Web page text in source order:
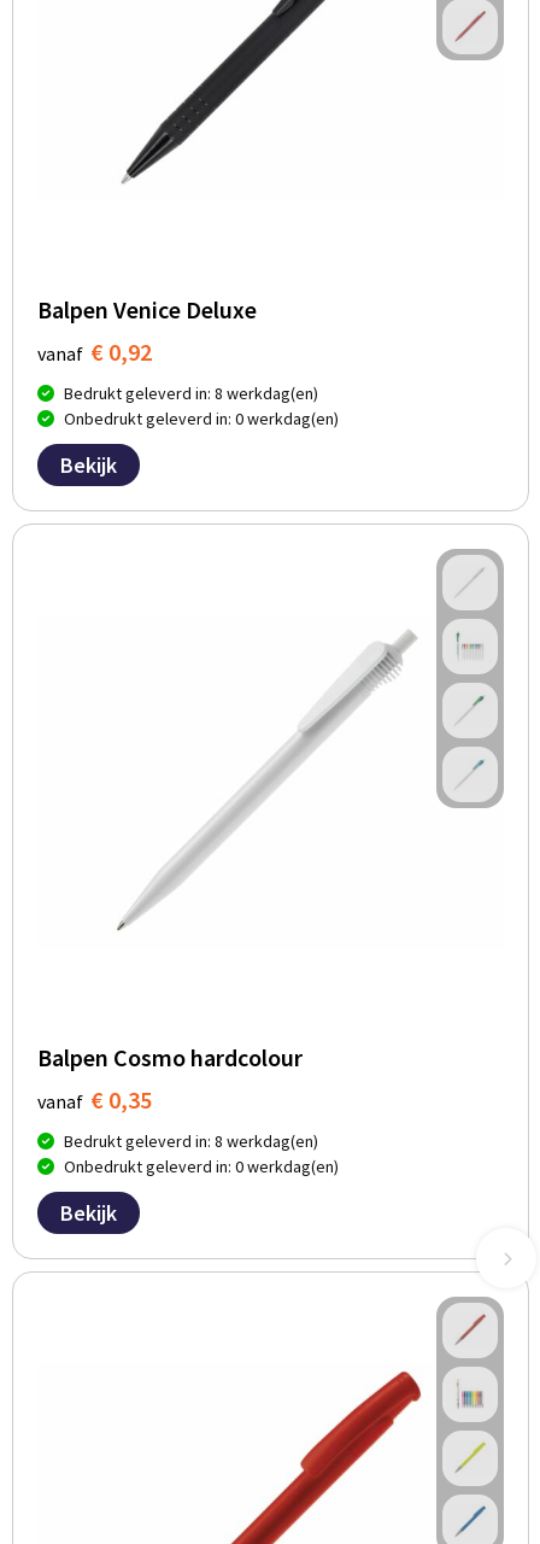
Balpen Venice Deluxe
vanaf € 0,92
Bedrukt geleverd in: 8 werkdag(en)
Onbedrukt geleverd in: 0 werkdag(en)
Bekijk
Balpen Cosmo hardcolour
vanaf € 0,35
Bedrukt geleverd in: 8 werkdag(en)
Onbedrukt geleverd in: 0 werkdag(en)
Bekijk